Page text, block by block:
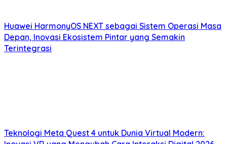
Huawei HarmonyOS NEXT sebagai Sistem Operasi Masa
Depan, Inovasi Ekosistem Pintar yang Semakin
Terintegrasi
Teknologi Meta Quest 4 untuk Dunia Virtual Modern: